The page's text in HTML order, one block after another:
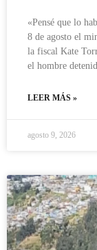
«Pensé que lo
8 de agosto el
la fiscal Kate
el hombre
LEER MÁS »
agosto 9, 2026